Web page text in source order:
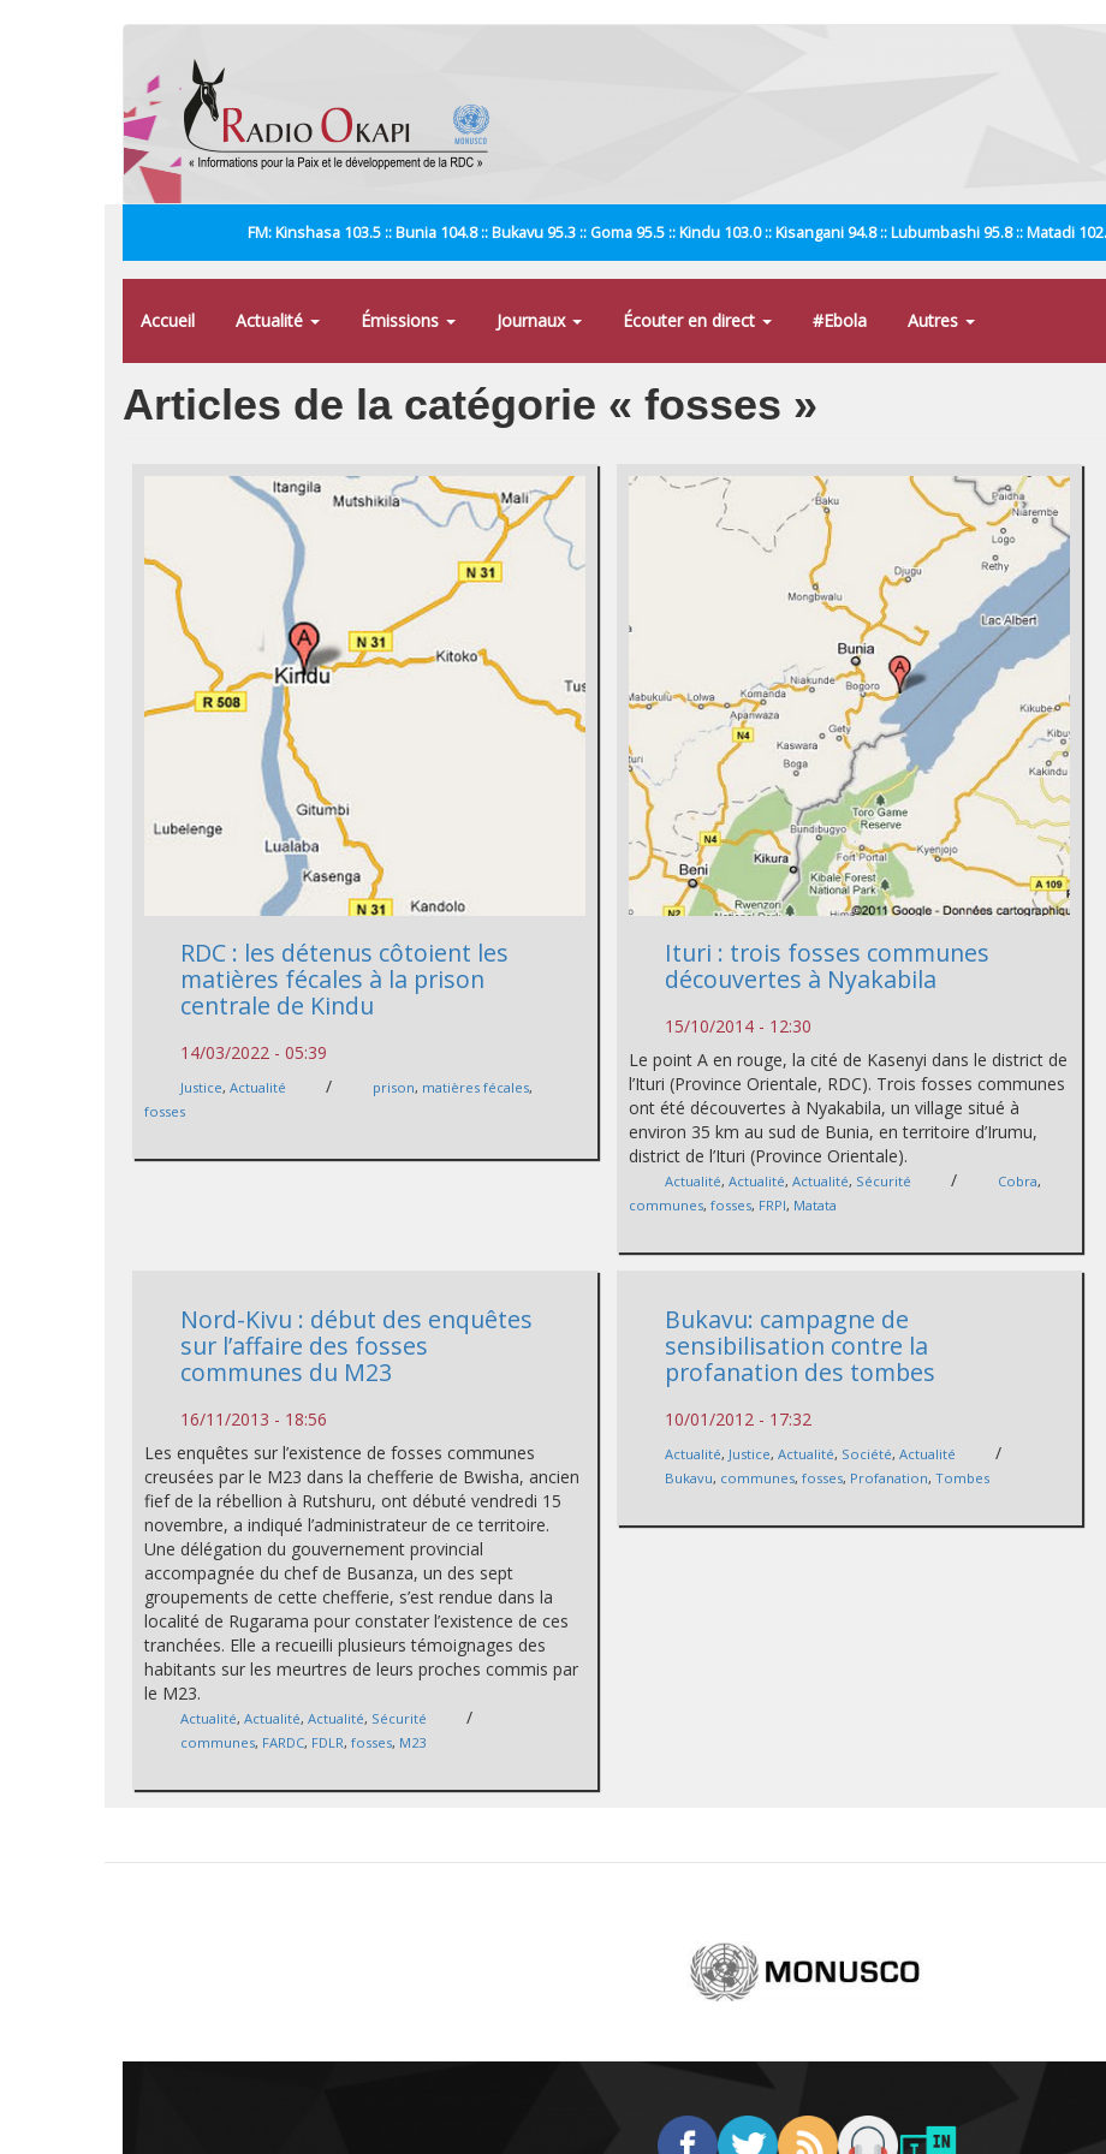
FM: Kinshasa 103.5 :: Bunia 104.8 :: Bukavu 95.3 :: Goma 95.5 :: Kindu 103.0 :: Kisangani 94.8 :: Lubumbashi 95.8 :: Matadi
Accueil Actualité Émissions Journaux Écouter en direct #Ebola Autres
Articles de la catégorie « fosses »
RDC : les détenus côtoient les
matières fécales à la prison
centrale de Kindu
14/03/2022 - 05:39
Justice,Actualité / prison, matières fécales,
fosses
Ituri : trois fosses communes
découvertes à Nyakabila
15/10/2014 - 12:30
Le point A en rouge, la cité de Kasenyi dans le district de
l’Ituri (Province Orientale, RDC). Trois fosses communes
ont été découvertes à Nyakabila, un village situé à
environ 35 km au sud de Bunia, en territoire d’Irumu,
district de l’Ituri (Province Orientale).
Actualité,Actualité,Actualité, Sécurité / Cobra,
communes,fosses, FRPI, Matata
Nord-Kivu : début des enquêtes
sur l’affaire des fosses
communes du M23
16/11/2013 - 18:56
Les enquêtes sur l’existence de fosses communes
creusées par le M23 dans la chefferie de Bwisha, ancien
fief de la rébellion à Rutshuru, ont débuté vendredi 15
novembre, a indiqué l’administrateur de ce territoire.
Une délégation du gouvernement provincial
accompagnée du chef de Busanza, un des sept
groupements de cette chefferie, s’est rendue dans la
localité de Rugarama pour constater l’existence de ces
tranchées. Elle a recueilli plusieurs témoignages des
habitants sur les meurtres de leurs proches commis par
le M23.
Actualité,Actualité,Actualité, Sécurité /
communes, FARDC, FDLR,fosses, M23
Bukavu: campagne de
sensibilisation contre la
profanation des tombes
10/01/2012 - 17:32
Actualité, Justice,Actualité, Société,Actualité /
Bukavu, communes,fosses, Profanation,Tombes